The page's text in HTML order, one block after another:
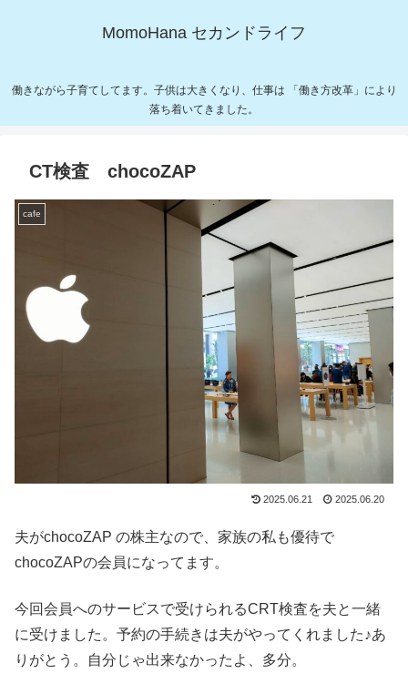
MomoHana セカンドライフ
働きながら子育てしてます。子供は大きくなり、仕事は 「働き方改革」により
落ち着いてきました。
CT検査 chocoZAP
cafe
2025.06.21 2025.06.20
夫がchocoZAP の株主なので、家族の私も優待で
chocoZAPの会員になってます。
今回会員へのサービスで受けられるCRT検査を夫と一緒
に受けました。予約の手続きは夫がやってくれました♪あ
りがとう。自分じゃ出来なかったよ、多分。